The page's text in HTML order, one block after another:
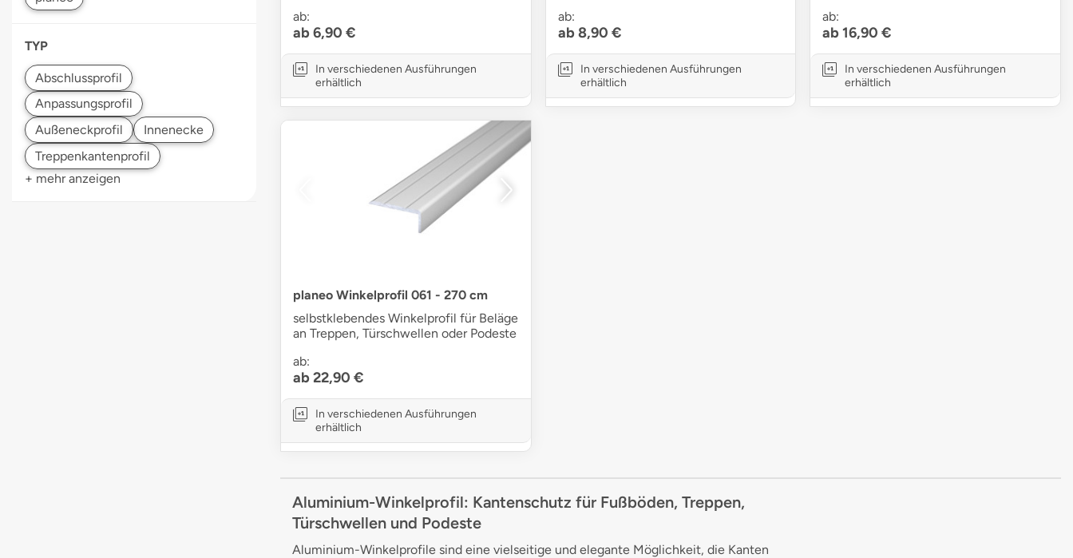
TYP
+ mehr anzeigen
ab:
ab 6,90 €
In verschiedenen Ausführungen
erhältlich
ab:
ab 8,90 €
In verschiedenen Ausführungen
erhältlich
ab:
ab 16,90 €
In verschiedenen Ausführungen
erhältlich
planeo Winkelprofil 061 - 270 cm
selbstklebendes Winkelprofil für Beläge
an Treppen, Türschwellen oder Podeste
ab:
ab 22,90 €
In verschiedenen Ausführungen
erhältlich
Aluminium-Winkelprofil: Kantenschutz für Fußböden, Treppen,
Türschwellen und Podeste
Aluminium-Winkelprofile sind eine vielseitige und elegante Möglichkeit, die Kanten